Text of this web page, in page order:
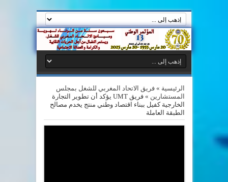
الرئيسية »فريق الاتحاد المغربي للشغل بمجلس
المستشارين »
فريق UMT يؤكد أن تطوير التجارة
الخارجية كفيل ببناء اقتصاد وطني منتج يخدم مصالح
الطبقة العاملة